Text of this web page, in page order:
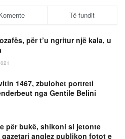
Të fundit
për t’u ngritur një kala, u
1467, zbulohet portreti
nga Gentile Belini
për bukë, shikoni si jetonte
gazetari anglez publikon fotot e